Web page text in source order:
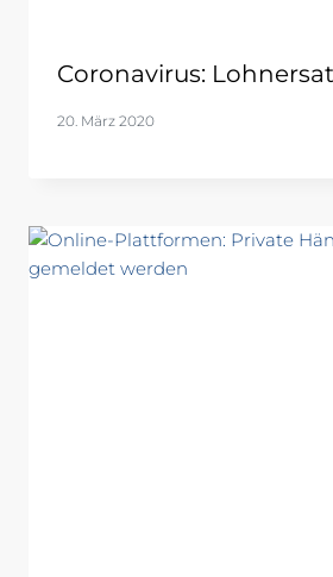
Coronavirus:
20. März 2020